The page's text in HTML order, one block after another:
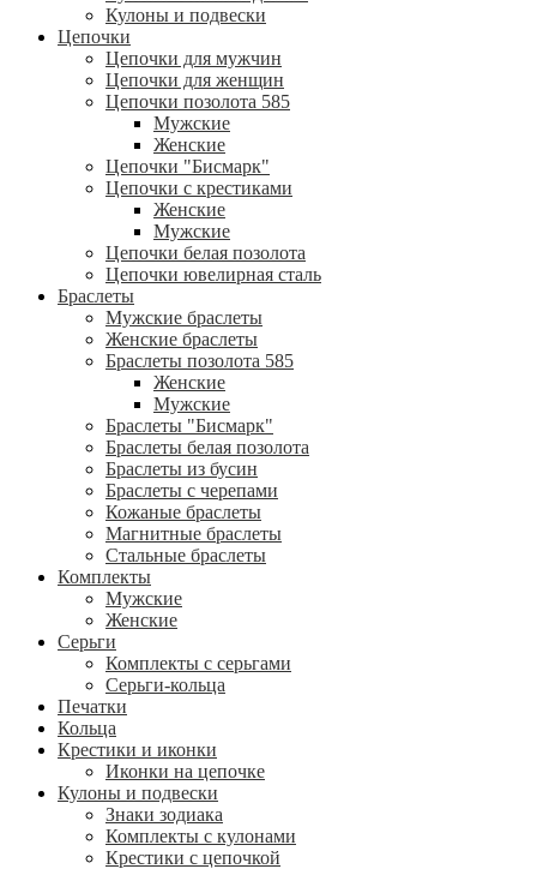
Кулоны и подвески
Цепочки
Цепочки для мужчин
Цепочки для женщин
Цепочки позолота 585
Мужские
Женские
Цепочки "Бисмарк"
Цепочки с крестиками
Женские
Мужские
Цепочки белая позолота
Цепочки ювелирная сталь
Браслеты
Мужские браслеты
Женские браслеты
Браслеты позолота 585
Женские
Мужские
Браслеты "Бисмарк"
Браслеты белая позолота
Браслеты из бусин
Браслеты с черепами
Кожаные браслеты
Магнитные браслеты
Стальные браслеты
Комплекты
Мужские
Женские
Серьги
Комплекты с серьгами
Серьги-кольца
Печатки
Кольца
Крестики и иконки
Иконки на цепочке
Кулоны и подвески
Знаки зодиака
Комплекты с кулонами
Крестики с цепочкой